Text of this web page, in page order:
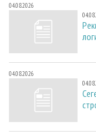
04.08.2026
04.08.2026